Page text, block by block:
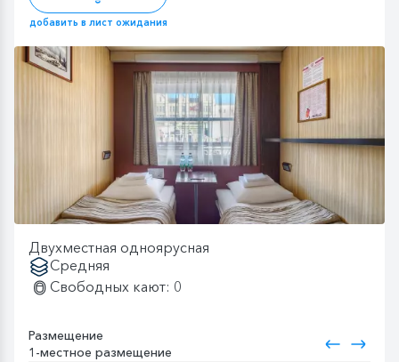
добавить в лист ожидания
Двухместная одноярусная
Средняя
Свободных кают: 0
Размещение
1-местное размещение